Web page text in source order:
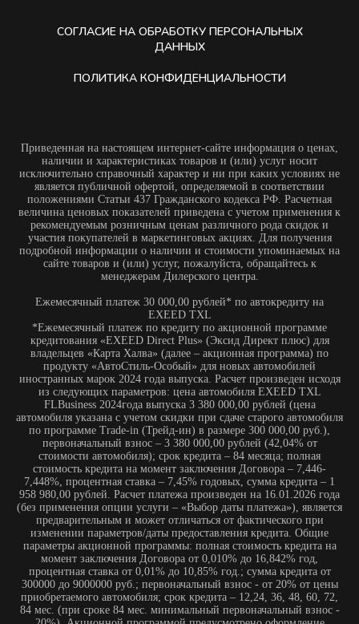
участия покупателей в маркетинговых акциях. Для получения
подробной информации о наличии и стоимости упоминаемых на
сайте товаров и (или) услуг, пожалуйста, обращайтесь к
владельцев «Карта Халва» (далее – акционная программа) по
продукту «АвтоСтиль-Особый» для новых автомобилей
иностранных марок 2024 года выпуска. Расчет произведен исходя
из следующих параметров: цена автомобиля EXEED TXL
FLBusiness 2024года выпуска 3 380 000,00 рублей (цена
автомобиля указана с учетом скидки при сдаче старого автомобиля
по программе Trade-in (Трейд-ин) в размере 300 000,00 руб.),
первоначальный взнос – 3 380 000,00 рублей (42,04% от
стоимости автомобиля); срок кредита – 84 месяца; полная
стоимость кредита на момент заключения Договора – 7,446-
7,448%, процентная ставка – 7,45% годовых, сумма кредита – 1
958 980,00 рублей. Расчет платежа произведен на 16.01.2026 года
(без применения опции услуги – «Выбор даты платежа»), является
предварительным и может отличаться от фактического при
изменении параметров/даты предоставления кредита. Общие
параметры акционной программы: полная стоимость кредита на
момент заключения Договора от 0,010% до 16,842% год,
процентная ставка от 0,01% до 10,85% год.; сумма кредита от
300000 до 9000000 руб.; первоначальный взнос - от 20% от цены
приобретаемого автомобиля; срок кредита – 12,24, 36, 48, 60, 72,
84 мес. (при сроке 84 мес. минимальный первоначальный взнос -
20%). Акционной программой предусмотрено оформление
договора страхования автомобиля от рисков хищения (угона),
утраты (гибели). Процентная ставка по кредиту, установленная
акционной программой, действует при совершении в каждом
полном отчетном периоде по «Карта Халва» в течение действия
кредитного договора от 10 покупок на общую сумму от 20000 руб.
При несоблюдении условий акции – действующая процентная
ставка увеличивается на 6 процентных пунктов. Срок акции – с
01.01.2026 г. по 31.01.2026 г. Информация об организаторе акции,
о правилах ее проведения, иные условия акции указаны в
Паспорте акции «Автокредит с Халвой» по
ссылке https://sovcombank.ru/credits/auto (вкладки «Кредитные
программы»/»Акции»). Залоговое обеспечение – залог
приобретаемого автомобиля. Кредит предоставляется ПАО
«Совкомбанк» (генеральная лицензия Банка России № 963 от 05
декабря 2014 года). Не является публичной офертой.